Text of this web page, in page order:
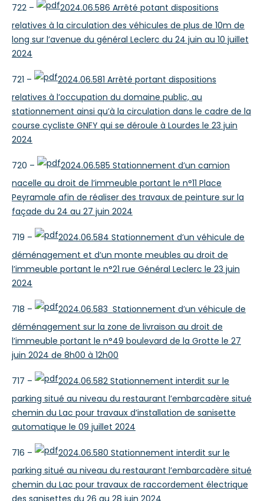
722 –
2024.06.586 Arrêté potant dispositions
relatives à la circulation des véhicules de plus de 10m de
long sur l’avenue du général Leclerc du 24 juin au 10 juillet
2024
721 –
2024.06.581 Arrêté portant dispositions
relatives à l’occupation du domaine public, au
stationnement ainsi qu’à la circulation dans le cadre de la
course cycliste GNFY qui se déroule à Lourdes le 23 juin
2024
720 –
2024.06.585 Stationnement d’un camion
nacelle au droit de l’immeuble portant le n°11 Place
Peyramale afin de réaliser des travaux de peinture sur la
façade du 24 au 27 juin 2024
719 –
2024.06.584 Stationnement d’un véhicule de
déménagement et d’un monte meubles au droit de
l’immeuble portant le n°21 rue Général Leclerc le 23 juin
2024
718 –
2024.06.583 Stationnement d’un véhicule de
déménagement sur la zone de livraison au droit de
l’immeuble portant le n°49 boulevard de la Grotte le 27
juin 2024 de 8h00 à 12h00
717 –
2024.06.582 Stationnement interdit sur le
parking situé au niveau du restaurant l’embarcadère situé
chemin du Lac pour travaux d’installation de sanisette
automatique le 09 juillet 2024
716 –
2024.06.580 Stationnement interdit sur le
parking situé au niveau du restaurant l’embarcadère situé
chemin du Lac pour travaux de raccordement électrique
des sanisettes du 26 au 28 juin 2024